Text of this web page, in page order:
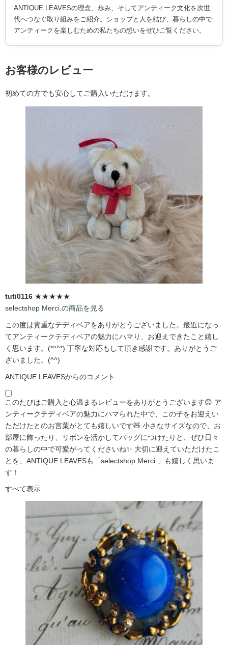
ANTIQUE LEAVESの理念、歩み、そしてアンティーク文化を次世
代へつなぐ取り組みをご紹介。ショップと人を結び、暮らしの中で
アンティークを楽しむための私たちの想いをぜひご覧ください。
お客様のレビュー
初めての方でも安心してご購入いただけます。
tuti0116 ★★★★★
selectshop Merci.の商品を見る
この度は貴重なテディベアをありがとうございました。最近になっ
てアンティークテディベアの魅力にハマり、お迎えできたこと嬉し
く思います。(*^^*) 丁寧な対応もして頂き感謝です。ありがとうご
ざいました。(^^)
ANTIQUE LEAVESからのコメント
このたびはご購入と心温まるレビューをありがとうございます😊 ア
ンティークテディベアの魅力にハマられた中で、この子をお迎えい
ただけたとのお言葉がとても嬉しいです🧸 小さなサイズなので、お
部屋に飾ったり、リボンを活かしてバッグにつけたりと、ぜひ日々
の暮らしの中で可愛がってくださいね✨ 大切に迎えていただけたこ
とを、ANTIQUE LEAVESも「selectshop Merci.」も嬉しく思いま
す！
すべて表示